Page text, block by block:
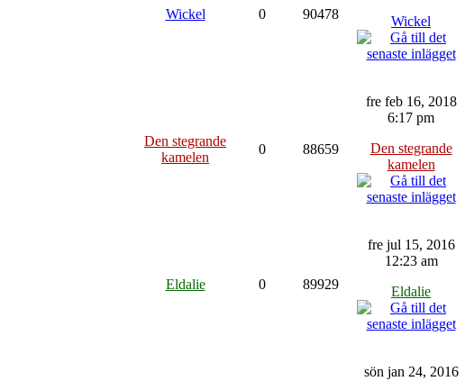
Wickel 0 90478
Wickel
Den stegrande
kamelen
0 88659
fre feb 16, 2018
6:17 pm
Den stegrande
kamelen
Eldalie 0 89929
fre jul 15, 2016
12:23 am
Eldalie
sön jan 24, 2016